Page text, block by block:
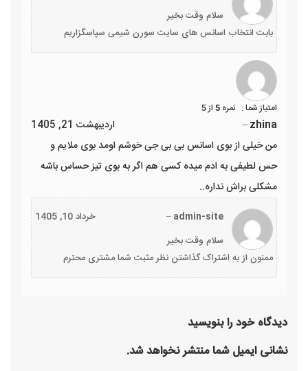
سلام وقت بخیر
بابت انتخاب اسانس های سایت سورن شیمی سپاسگزاریم
نمره 5 از 5
zhina
–
اردیبهشت 21, 1405
من خیلی از بوی اسانس بی بی جی خوشم اومد بوی ملایم و
حس لطیفی به ادم میده کسی هم اگر به بوی تیز حساس باشه
مشکلی براش نداره..
admin-site
–
خرداد 10, 1405
سلام وقت بخیر
ممنون از به اشتراک گذاشتن نظر مثبت شما مشتری محترم
دیدگاه خود را بنویسید
نشانی ایمیل شما منتشر نخواهد شد.